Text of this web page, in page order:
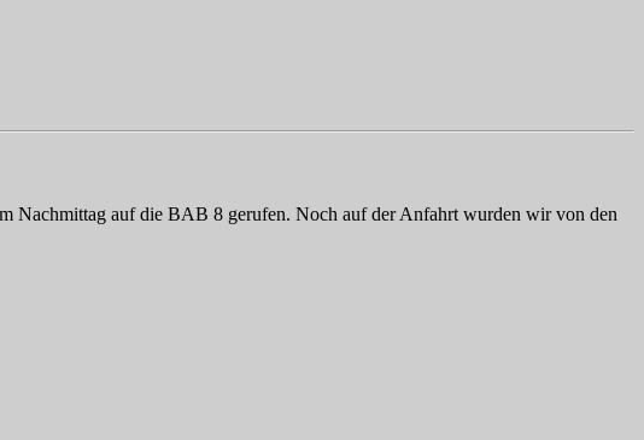
Nachmittag auf die BAB 8 gerufen. Noch auf der Anfahrt wurden wir von den